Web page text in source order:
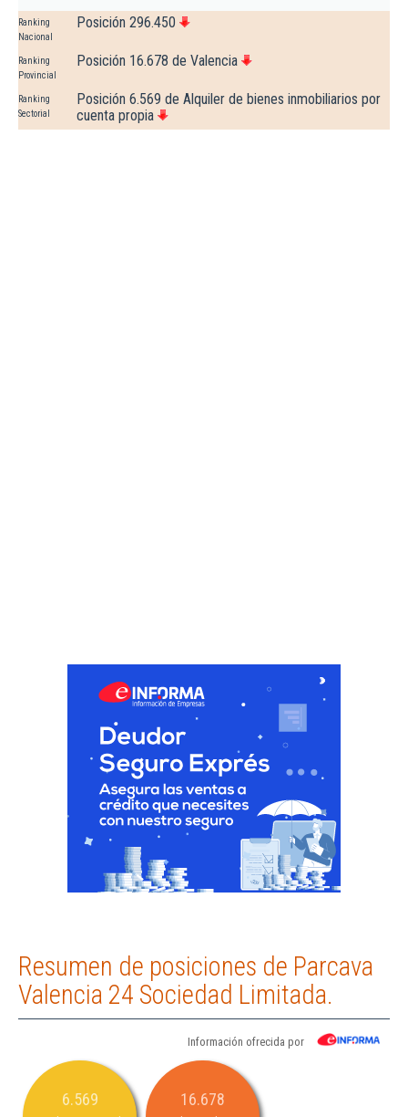
Ranking
Nacional
Posición 296.450
Ranking
Provincial
Posición 16.678 de Valencia
Ranking
Sectorial
Posición 6.569 de Alquiler de bienes inmobiliarios por
cuenta propia
Resumen de posiciones de Parcava
Valencia 24 Sociedad Limitada.
Información ofrecida por
6.569 16.678